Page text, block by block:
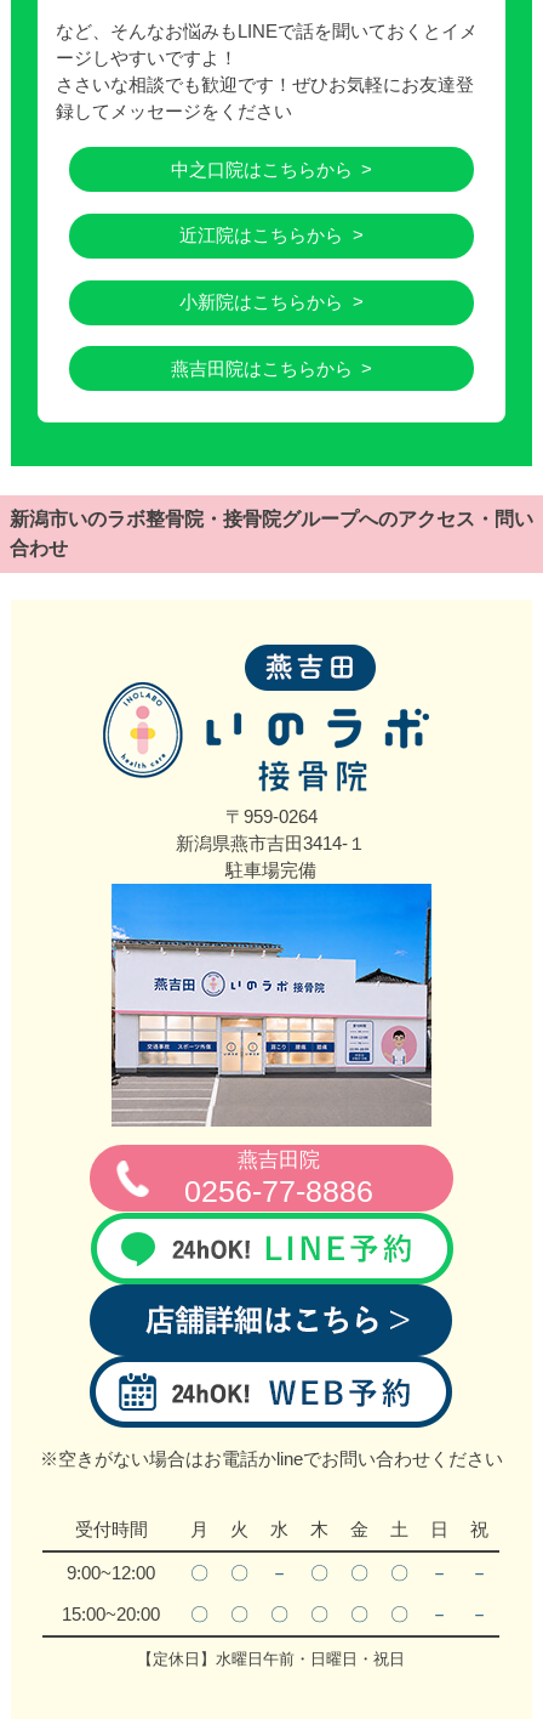
など、そんなお悩みもLINEで話を聞いておくとイメ
ージしやすいですよ！
ささいな相談でも歓迎です！ぜひお気軽にお友達登
録してメッセージをください
中之口院はこちらから
近江院はこちらから
小新院はこちらから
燕吉田院はこちらから
新潟市いのラボ整骨院・接骨院グループへのアクセス・問い
合わせ
〒959-0264
新潟県燕市吉田3414‐１
駐車場完備
燕吉田院
0256‐77‐8886
※空きがない場合はお電話かlineでお問い合わせください
受付時間 月 火 水 木 金 土 日 祝
9:00~12:00 〇 〇 － 〇 〇 〇 －
－
15:00~20:00
〇 〇 〇 〇 〇 〇 － －
【定休日】水曜日午前・日曜日・祝日